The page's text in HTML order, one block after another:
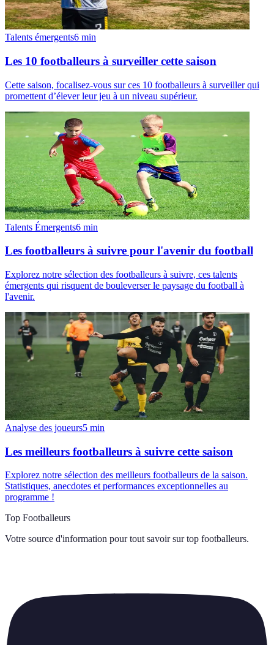
Talents émergents6 min
Les 10 footballeurs à surveiller cette saison
Cette saison, focalisez-vous sur ces 10 footballeurs à surveiller qui
promettent d’élever leur jeu à un niveau supérieur.
Talents Émergents6 min
Les footballeurs à suivre pour l'avenir du football
Explorez notre sélection des footballeurs à suivre, ces talents
émergents qui risquent de bouleverser le paysage du football à
l'avenir.
Analyse des joueurs5 min
Les meilleurs footballeurs à suivre cette saison
Explorez notre sélection des meilleurs footballeurs de la saison.
Statistiques, anecdotes et performances exceptionnelles au
programme !
Top Footballeurs
Votre source d'information pour tout savoir sur top footballeurs.